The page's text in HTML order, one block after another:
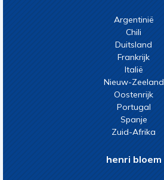
Argentinië
Chili
Duitsland
Frankrijk
Italië
Nieuw-Zeeland
Oostenrijk
Portugal
Spanje
Zuid-Afrika
henri bloem